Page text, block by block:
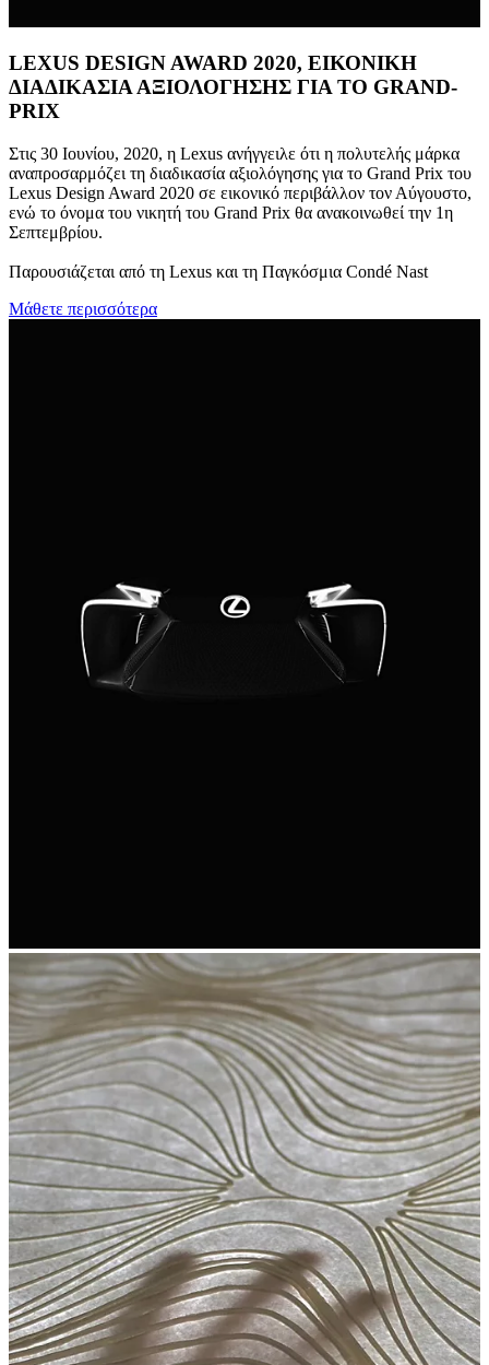
LEXUS DESIGN AWARD 2020, ΕΙΚΟΝΙΚΗ
ΔΙΑΔΙΚΑΣΙΑ ΑΞΙΟΛΟΓΗΣΗΣ ΓΙΑ ΤΟ GRAND-
PRIX
Στις 30 Ιουνίου, 2020, η Lexus ανήγγειλε ότι η πολυτελής μάρκα
αναπροσαρμόζει τη διαδικασία αξιολόγησης για το Grand Prix του
Lexus Design Award 2020 σε εικονικό περιβάλλον τον Αύγουστο,
ενώ το όνομα του νικητή του Grand Prix θα ανακοινωθεί την 1η
Σεπτεμβρίου.
Παρουσιάζεται από τη Lexus και τη Παγκόσμια Condé Nast
Μάθετε περισσότερα